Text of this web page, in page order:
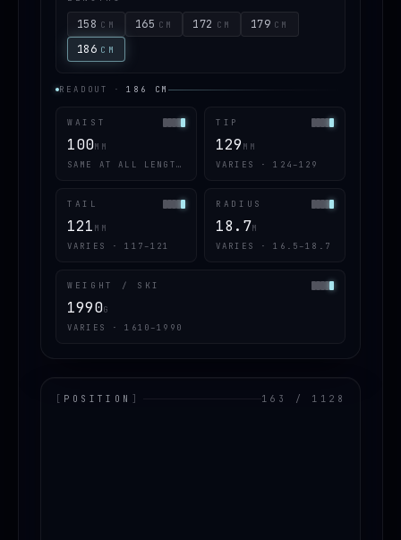
158 CM 165 CM 172 CM 179 CM
186 CM
READOUT · 186 CM
WAIST
100MM
SAME AT ALL LENGTHS
TIP
129 MM
VARIES · 124–129
TAIL
121 MM
VARIES · 117–121
RADIUS
18.7M
VARIES · 16.5–18.7
WEIGHT / SKI
1990G
VARIES · 1610–1990
[ POSITION ] 163 / 1128